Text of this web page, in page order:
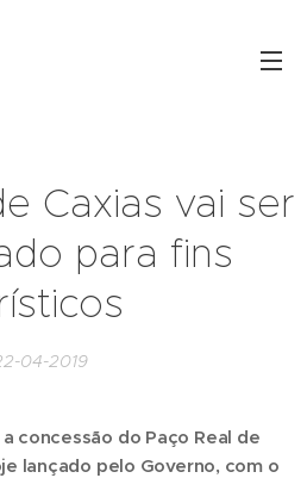
Caxias vai ser
para fins
04-2019
concessão do Paço Real de
lançado pelo Governo, com o